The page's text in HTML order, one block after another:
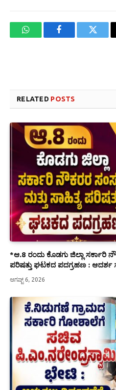
WhatsAppFacebook
RELATED POSTS
*ಆ.8 ರಂದು ಕೊಡಗು ಜಿಲ್ಲಾ ಸರ್ಕಾರಿ
ಪರಿಷತ್ತು ಘಟಕದ ಪದಗ್ರಹಣ : ಆದರ್ಶ
ಆಗಷ್ಟ್ 6, 2026